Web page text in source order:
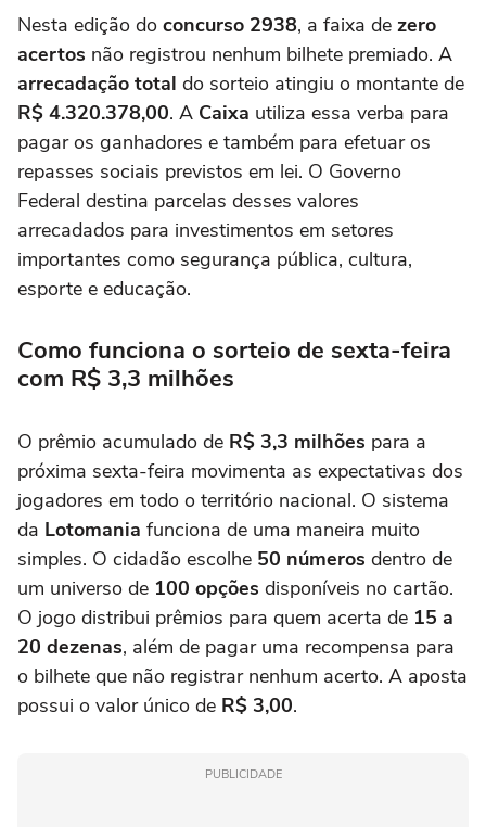
Nesta edição do concurso 2938, a faixa de zero
acertos não registrou nenhum bilhete premiado. A
arrecadação total do sorteio atingiu o montante de
R$ 4.320.378,00. A Caixa utiliza essa verba para
pagar os ganhadores e também para efetuar os
repasses sociais previstos em lei. O Governo
Federal destina parcelas desses valores
arrecadados para investimentos em setores
importantes como segurança pública, cultura,
esporte e educação.
Como funciona o sorteio de sexta-feira
com R$ 3,3 milhões
O prêmio acumulado de R$ 3,3 milhões para a
próxima sexta-feira movimenta as expectativas dos
jogadores em todo o território nacional. O sistema
da Lotomania funciona de uma maneira muito
simples. O cidadão escolhe 50 números dentro de
um universo de 100 opções disponíveis no cartão.
O jogo distribui prêmios para quem acerta de 15 a
20 dezenas, além de pagar uma recompensa para
o bilhete que não registrar nenhum acerto. A aposta
possui o valor único de R$ 3,00.
PUBLICIDADE